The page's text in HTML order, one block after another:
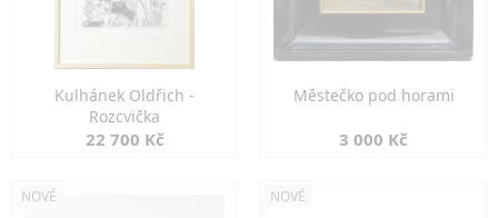
Kulhánek Oldřich -
Rozcvička
22 700 Kč
Městečko pod horami
3 000 Kč
NOVÉ NOVÉ